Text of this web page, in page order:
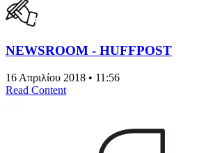
NEWSROOM - HUFFPOST
16 Απριλίου 2018 • 11:56
Read Content